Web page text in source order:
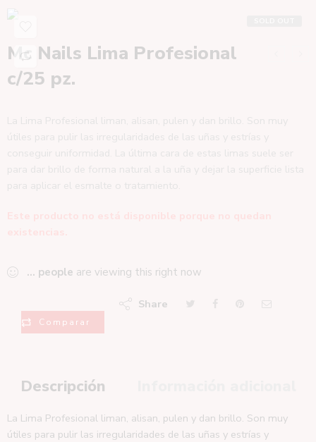
Mc Nails Lima Profesional
c/25 pz.
... people are viewing this right now
Comparar
Share
Descripción
La Lima Profesional liman, alisan, pulen y dan brillo. Son muy
útiles para pulir las irregularidades de las uñas y estrías y